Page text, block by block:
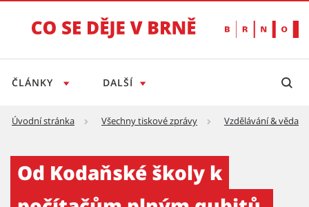
ČLÁNKY DALŠÍ
Úvodní stránka Všechny tiskové zprávy Vzdělávání & věda
Od Kodaňské školy k